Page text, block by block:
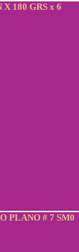
X 180 GRS x 6
PLANO # 7 SM0